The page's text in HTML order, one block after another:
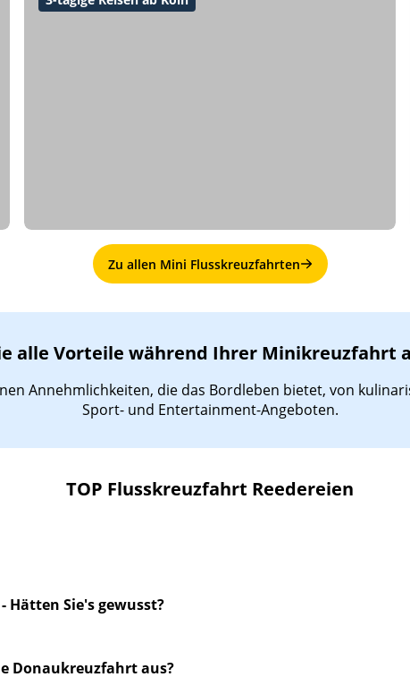
Zu allen Mini Flusskreuzfahrten
alle Vorteile während Ihrer Minikreuzfahrt
Annehmlichkeiten, die das Bordleben bietet, von
Sport- und Entertainment-Angeboten.
TOP Flusskreuzfahrt Reedereien
Hätten Sie's gewusst?
Donaukreuzfahrt aus?